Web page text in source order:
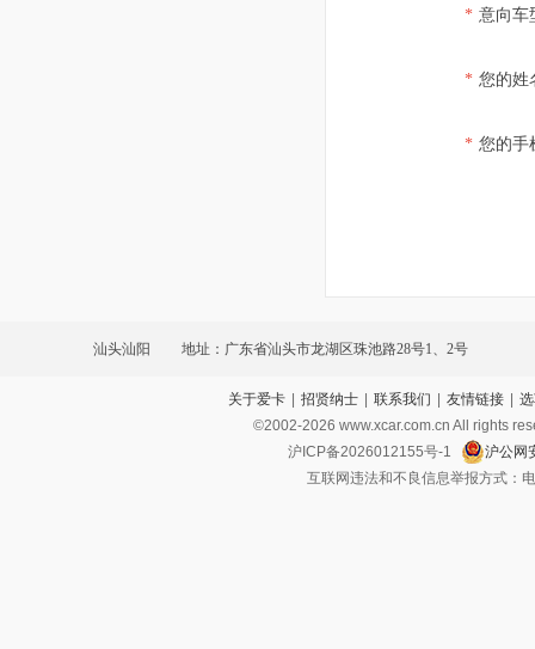
* 意向车
* 您的姓
* 您的手
汕头汕阳 地址：广东省汕头市龙湖区珠池路28号1、2号
关于爱卡 | 招贤纳士 | 联系我们 | 友情链接 |
©2002-2026 www.xcar.com.cn All rights
沪ICP备2026012155号-1
沪公网
互联网违法和不良信息举报方式：